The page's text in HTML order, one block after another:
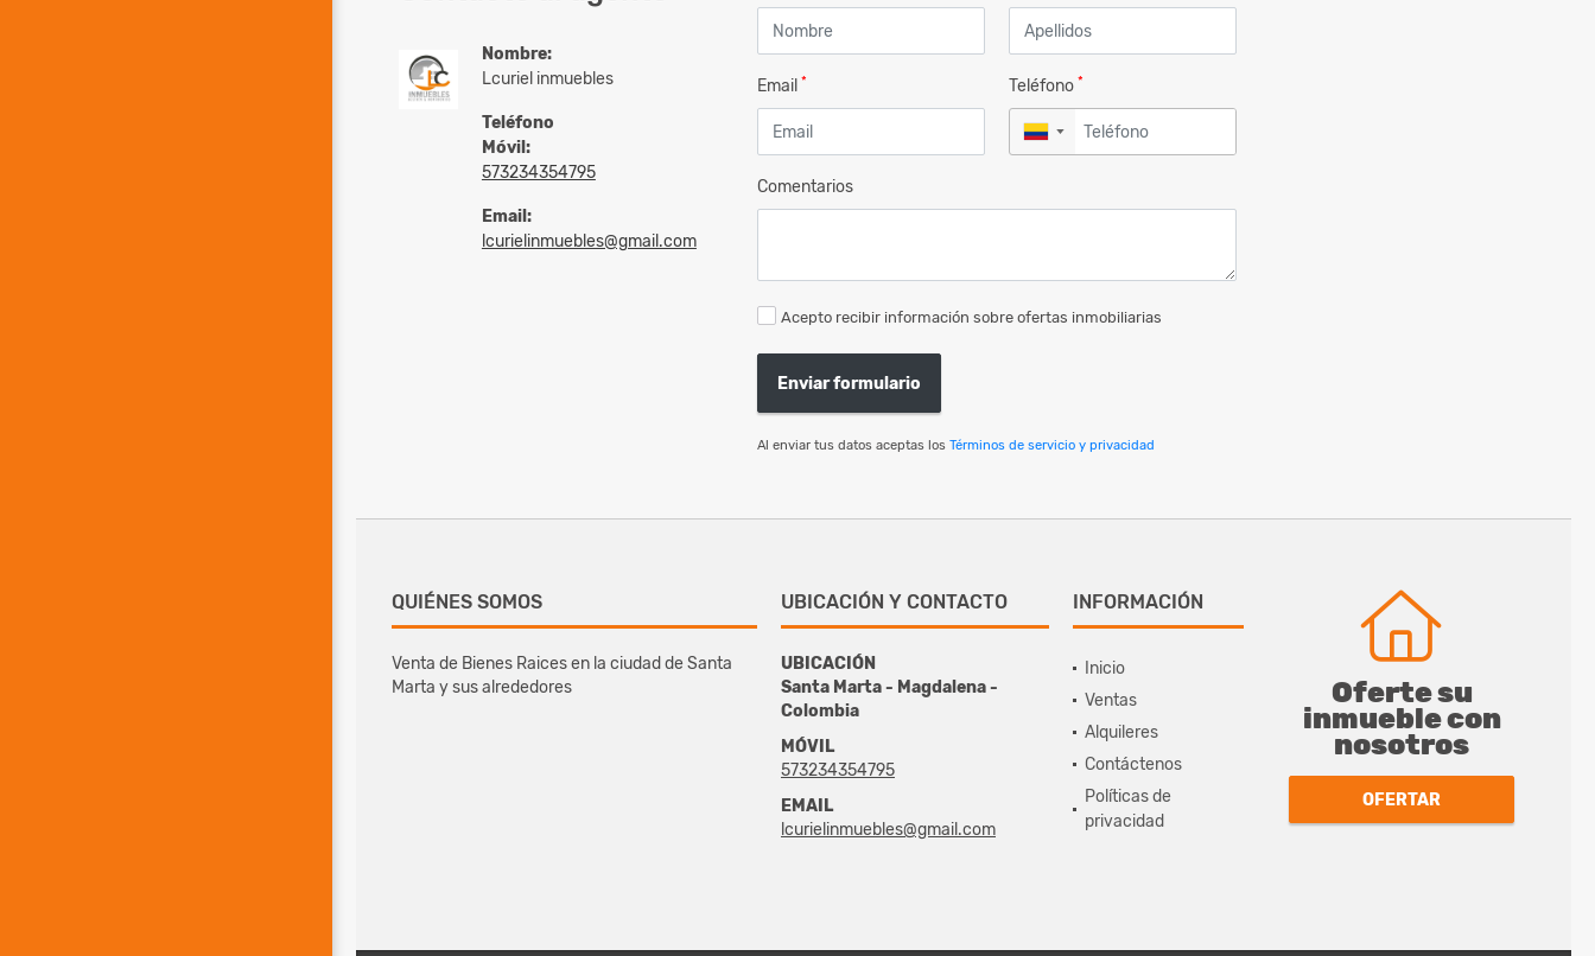
Nombre:
Lcuriel inmuebles
Teléfono
Móvil:
573234354795
Email:
lcurielinmuebles@gmail.com
Email * Teléfono *
▼
Comentarios
Acepto recibir información sobre ofertas inmobiliarias
Enviar formulario
Al enviar tus datos aceptas los Términos de servicio y privacidad
QUIÉNES SOMOS
Venta de Bienes Raices en la ciudad de Santa
Marta y sus alrededores
UBICACIÓN Y CONTACTO
UBICACIÓN
Santa Marta - Magdalena -
Colombia
MÓVIL
573234354795
EMAIL
lcurielinmuebles@gmail.com
INFORMACIÓN
Inicio
Ventas
Alquileres
Contáctenos
Políticas de
privacidad
Oferte su
inmueble con
nosotros
OFERTAR